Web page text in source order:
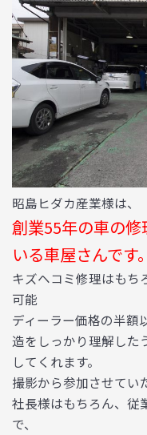
昭島ヒダカ産業様は、
創業55年の車の
いる車屋さんです。
キズヘコミ修理はもち
可能
ディーラー価格の半額
造をしっかり理解した
してくれます。
撮影から参加させてい
社長様はもちろん、従
で、